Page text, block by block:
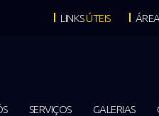
LINKSÚTEIS
SERVIÇOS GALERIAS